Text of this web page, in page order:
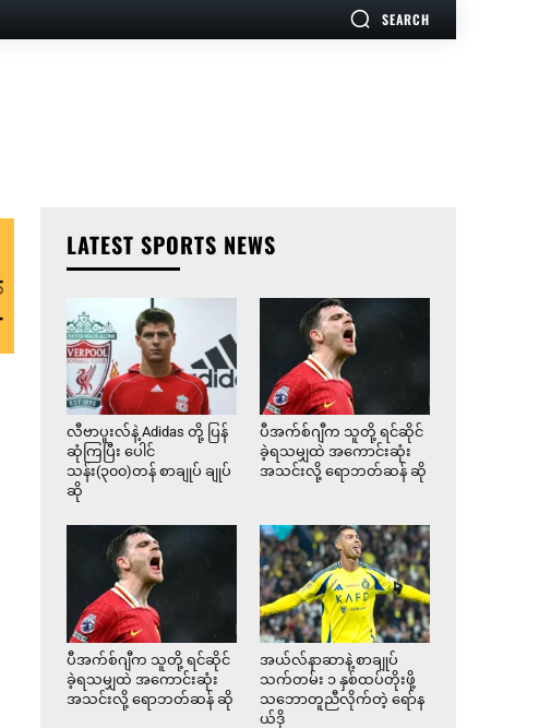
SEARCH
LATEST SPORTS NEWS
လီဗာပူးလ်နဲ့ Adidas တို့ ပြန်
ဆုံကြပြီး ပေါင်
သန်း(၃၀၀)တန် စာချုပ် ချုပ်
ဆို
ပီအက်စ်ဂျီက သူတို့ ရင်ဆိုင်
ခဲ့ရသမျှထဲ အကောင်းဆုံး
အသင်းလို့ ရောဘတ်ဆန် ဆို
ပီအက်စ်ဂျီက သူတို့ ရင်ဆိုင်
ခဲ့ရသမျှထဲ အကောင်းဆုံး
အသင်းလို့ ရောဘတ်ဆန် ဆို
အယ်လ်နာဆာနဲ့ စာချုပ်
သက်တမ်း ၁ နှစ်ထပ်တိုးဖို့
သဘောတူညီလိုက်တဲ့ ရော်န
ယ်ဒို